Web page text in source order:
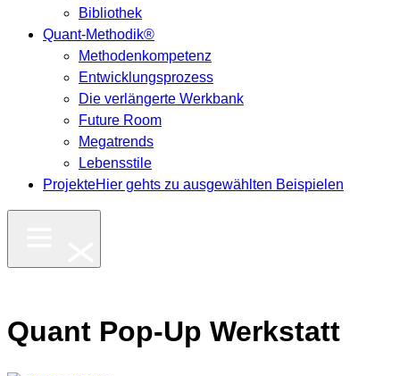
Bibliothek
Quant-Methodik®
Methodenkompetenz
Entwicklungsprozess
Die verlängerte Werkbank
Future Room
Megatrends
Lebensstile
ProjekteHier gehts zu ausgewählten Beispielen
Quant Pop-Up Werkstatt